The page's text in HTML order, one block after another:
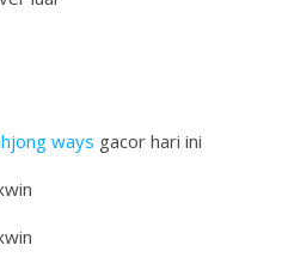
ways gacor hari ini